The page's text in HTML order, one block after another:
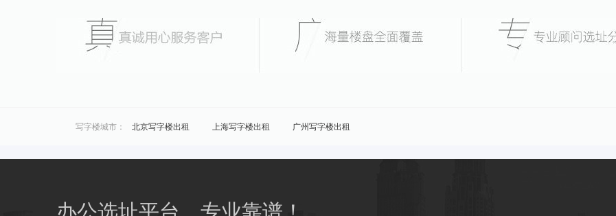
写字楼城市： 北京写字楼出租 上海写字楼出租 广州写字楼出租
商圈共享办公： 南桥共享办公 花桥共享办公